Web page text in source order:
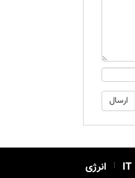
IT
| انرژی